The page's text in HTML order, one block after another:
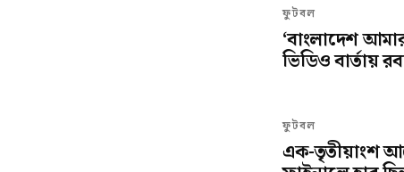
ফুটবল
‘বাংলাদেশ
ভিডিও বার্তায়
ফুটবল
এক-তৃতীয়াংশ